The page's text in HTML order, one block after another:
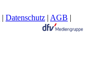
| Datenschutz | AGB |